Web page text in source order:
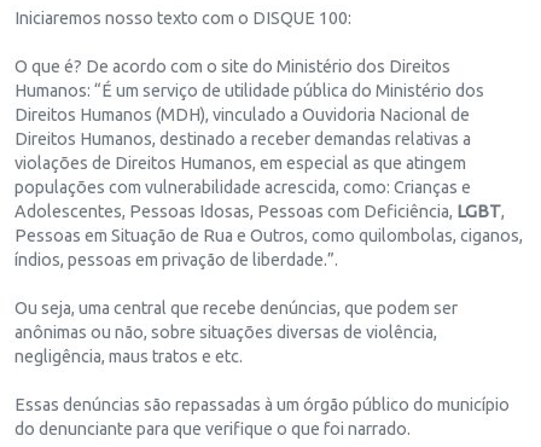
Iniciaremos nosso texto com o DISQUE 100:
O que é? De acordo com o site do Ministério dos Direitos
Humanos: “É um serviço de utilidade pública do Ministério dos
Direitos Humanos (MDH), vinculado a Ouvidoria Nacional de
Direitos Humanos, destinado a receber demandas relativas a
violações de Direitos Humanos, em especial as que atingem
populações com vulnerabilidade acrescida, como: Crianças e
Adolescentes, Pessoas Idosas, Pessoas com Deficiência, LGBT,
Pessoas em Situação de Rua e Outros, como quilombolas, ciganos,
índios, pessoas em privação de liberdade.”.
Ou seja, uma central que recebe denúncias, que podem ser
anônimas ou não, sobre situações diversas de violência,
negligência, maus tratos e etc.
Essas denúncias são repassadas à um órgão público do município
do denunciante para que verifique o que foi narrado.